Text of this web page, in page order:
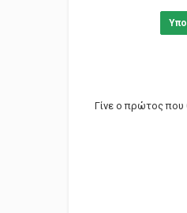
Σκηνοθεσία:
Σενάριο: Άγγελος
Γίνε ο πρώτος που